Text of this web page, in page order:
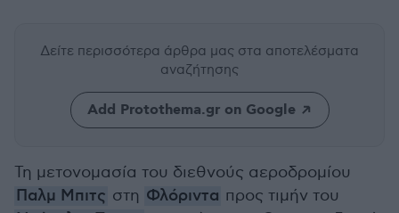
Δείτε περισσότερα άρθρα μας στα αποτελέσματα
αναζήτησης
Add Protothema.gr on Google
Τη μετονομασία του διεθνούς αεροδρομίου
Παλμ Μπιτς στη Φλόριντα προς τιμήν του